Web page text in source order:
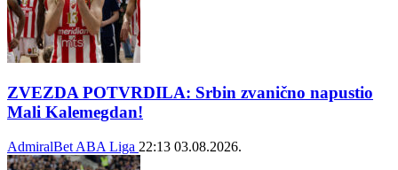
ZVEZDA POTVRDILA: Srbin zvanično napustio
Mali Kalemegdan!
AdmiralBet ABA Liga 22:13 03.08.2026.